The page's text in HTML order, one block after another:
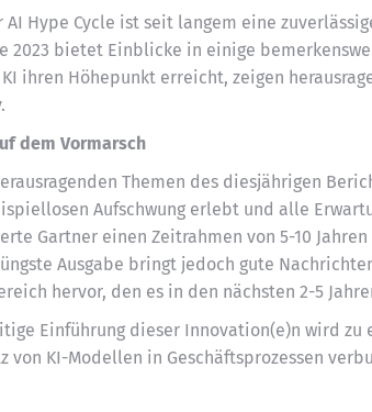
AI Hype Cycle ist seit langem eine
2023 bietet Einblicke in einige
ihren Höhepunkt erreicht, zeigen
dem Vormarsch
Themen des diesjährigen
Aufschwung erlebt und alle
Gartner einen Zeitrahmen von 5-10
Ausgabe bringt jedoch gute
hervor, den es in den nächsten 2-5
Einführung dieser Innovation(e)n wird
von KI-Modellen in Geschäftsprozessen